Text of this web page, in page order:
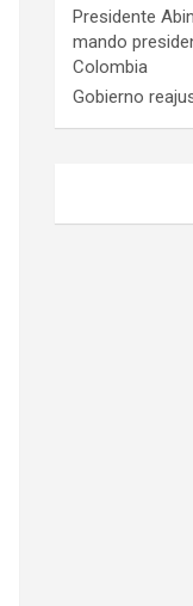
Presidente
mando
Colombia
Gobierno